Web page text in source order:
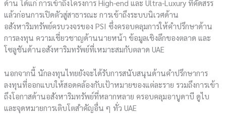
ด้าน ได้แก่ การเข้าถึงโครงการ High-end และ Ultra-Luxury ที่คัดสรร
แล้วก่อนการเปิดตัวสู่สาธารณะ การเข้าถึงระบบนิเวศด้าน
อสังหาริมทรัพย์ครบวงจรของ PSI ซึ่งครอบคลุมการให้คำปรึกษาด้าน
การลงทุน ความเชี่ยวชาญด้านนายหน้า ข้อมูลเชิงลึกของตลาด และ
โซลูชันด้านอสังหาริมทรัพย์ที่เหมาะสมกับตลาด UAE
นอกจากนี้ นักลงทุนไทยยังจะได้รับการสนับสนุนด้านคำปรึกษาการ
ลงทุนที่ออกแบบให้สอดคล้องกับเป้าหมายของแต่ละราย รวมถึงการเข้า
ถึงโอกาสด้านอสังหาริมทรัพย์ที่หลากหลาย ครอบคลุมอาบูดาบี ดูไบ
และจุดหมายการเติบโตสำคัญอื่น ๆ ทั่ว UAE